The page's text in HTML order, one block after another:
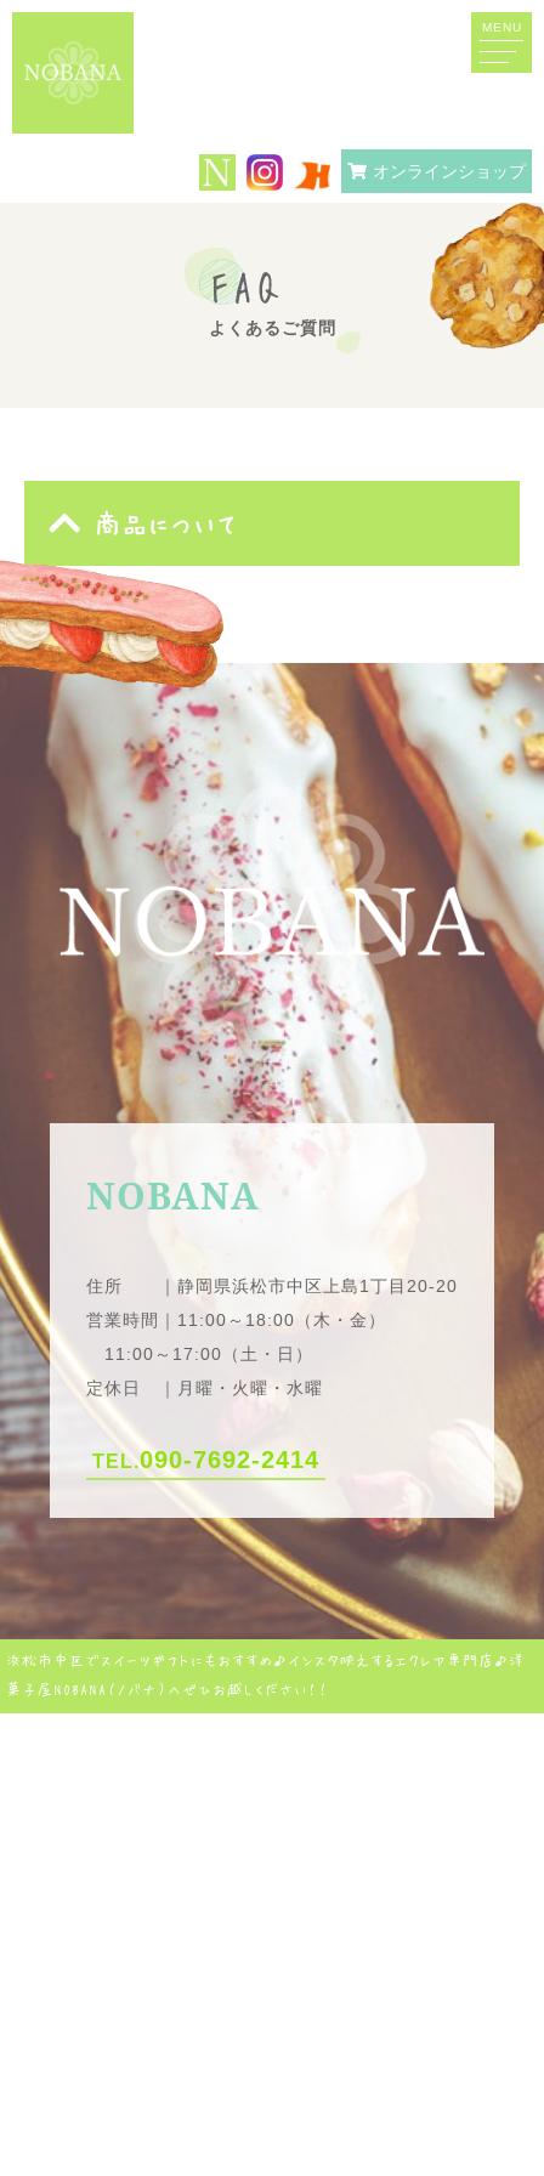
オンラインショップ
FAQ
よくあるご質問
商品について
NOBANA
住所 ｜静岡県浜松市中区上島1丁目20-20
営業時間｜11:00～18:00（木・金）
11:00～17:00（土・日）
定休日 ｜月曜・火曜・水曜
TEL.090-7692-2414
浜松市中区でスイーツギフトにもおすすめ♪インスタ映えするエクレア専門店♪洋
菓子屋NOBANA（ノバナ）へぜひお越しください！！
MENU